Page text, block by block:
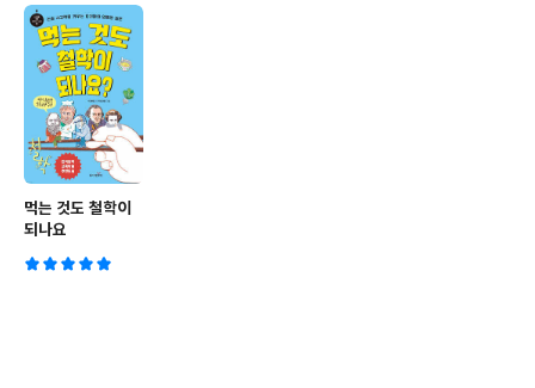
먹는 것도 철학이
되나요